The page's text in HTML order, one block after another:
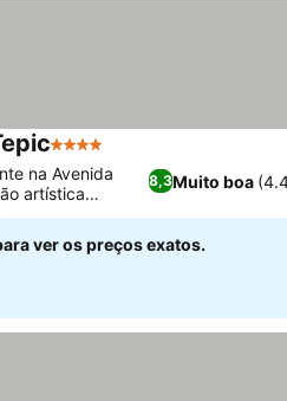
4 Estrelas
8,3Muito boa
na Avenida
artística
ver os preços exatos.